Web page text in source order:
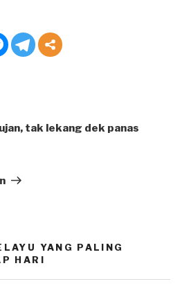
tak lekang dek panas
YANG PALING
HARI